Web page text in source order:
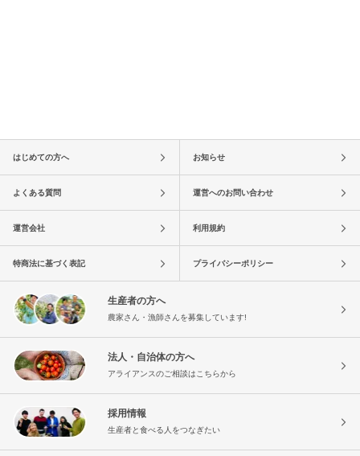
はじめての方へ お知らせ
よくある質問 運営へのお問い合わせ
運営会社 利用規約
特商法に基づく表記 プライバシーポリシー
生産者の方へ
農家さん・漁師さんを募集しています!
法人・自治体の方へ
アライアンスのご相談はこちらから
採用情報
生産者と食べる人をつなぎたい